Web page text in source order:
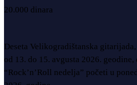
20.000 dinara
Deseta Velikogradištanska
od 13. do 15. avgusta 2026.
“Rock’n’Roll nedelja” početi u